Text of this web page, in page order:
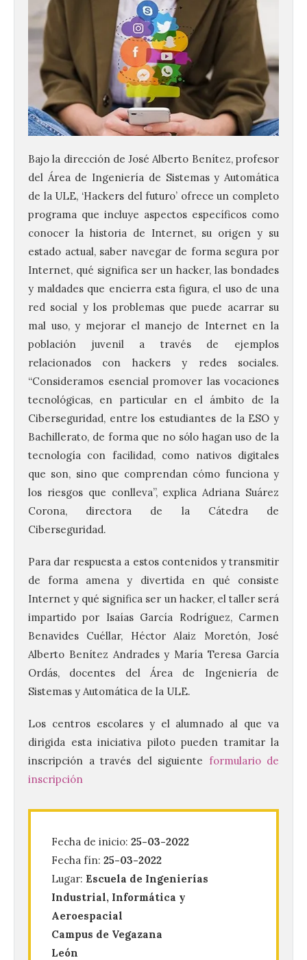
Bajo la dirección de José Alberto Benítez, profesor
del Área de Ingeniería de Sistemas y Automática
de la ULE, ‘Hackers del futuro’ ofrece un completo
programa que incluye aspectos específicos como
conocer la historia de Internet, su origen y su
estado actual, saber navegar de forma segura por
Internet, qué significa ser un hacker, las bondades
y maldades que encierra esta figura, el uso de una
red social y los problemas que puede acarrar su
mal uso, y mejorar el manejo de Internet en la
población juvenil a través de ejemplos
relacionados con hackers y redes sociales.
“Consideramos esencial promover las vocaciones
tecnológicas, en particular en el ámbito de la
Ciberseguridad, entre los estudiantes de la ESO y
Bachillerato, de forma que no sólo hagan uso de la
tecnología con facilidad, como nativos digitales
que son, sino que comprendan cómo funciona y
los riesgos que conlleva”, explica Adriana Suárez
Corona, directora de la Cátedra de
Ciberseguridad.
Para dar respuesta a estos contenidos y transmitir
de forma amena y divertida en qué consiste
Internet y qué significa ser un hacker, el taller será
impartido por Isaías García Rodríguez, Carmen
Benavides Cuéllar, Héctor Alaiz Moretón, José
Alberto Benítez Andrades y María Teresa García
Ordás, docentes del Área de Ingeniería de
Sistemas y Automática de la ULE.
Los centros escolares y el alumnado al que va
dirigida esta iniciativa piloto pueden tramitar la
inscripción a través del siguiente formulario de
inscripción
Fecha de inicio: 25-03-2022
Fecha fín: 25-03-2022
Lugar: Escuela de Ingenierías
Industrial, Informática y
Aeroespacial
Campus de Vegazana
León
Vuelve la tradicional Feria
de Dulces del Convento a
Gradefes
7 Ago 2026
Tendrá lugar el 9 de
agosto en los aledaños del
monasterio cisterciense
de Santa María la Real de
Gradefes. Una cita
imprescindible para disfrutar de los
mejores dulces conventuales, tradición,
cultura y un ambiente único. El
Ayuntamiento de Gradefes, intentando